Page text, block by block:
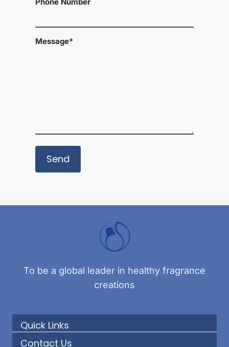
Message*
To be a global leader in healthy fragrance
creations
Quick Links
Contact Us